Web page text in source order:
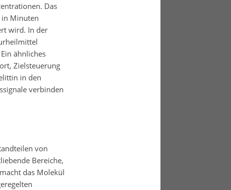
Das
in Minuten
wird. In der
ähnliches
Zielsteuerung
in den
verbinden
von
Bereiche,
das Molekül